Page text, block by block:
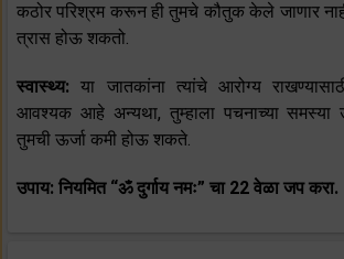
कठोर परिश्रम करून ही तुमचे कौतुक केले जाणार
त्रास होऊ शकतो.
स्वास्थ्य:या जातकांना त्यांचे आरोग्य
आवश्यक आहे अन्यथा, तुम्हाला पचनाच्या समस्या
तुमची ऊर्जा कमी होऊ शकते.
उपाय: नियमित “ॐ दुर्गाय नमः” चा 22 वेळा जप करा.